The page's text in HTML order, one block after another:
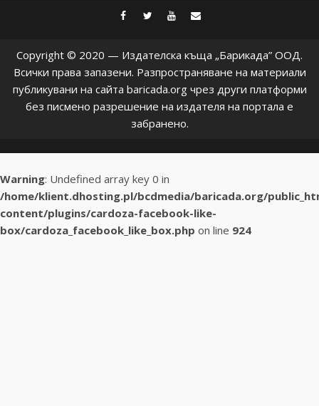
facebook
twitter
youtube
Copyright © 2020 — Издателска къща „Барикада” ООД.
Всички права запазени. Разпространяване на материали
публикувани на сайта baricada.org чрез други платформи
без писмено разрешение на издателя на портала е
забранено.
Warning: Undefined array key 0 in
/home/klient.dhosting.pl/bcdmedia/baricada.org/
content/plugins/cardoza-facebook-like-
box/cardoza_facebook_like_box.php on line 924